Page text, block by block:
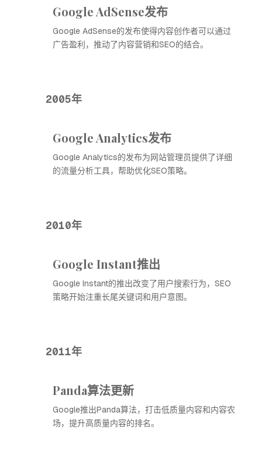
Google AdSense发布
Google AdSense的发布使得内容创作者可以通过
广告盈利，推动了内容营销和SEO的结合。
2005年
Google Analytics发布
Google Analytics的发布为网站管理员提供了详细
的流量分析工具，帮助优化SEO策略。
2010年
Google Instant推出
Google Instant的推出改变了用户搜索行为，SEO
策略开始注重长尾关键词和用户意图。
2011年
Panda算法更新
Google推出Panda算法，打击低质量内容和内容农
场，提升高质量内容的排名。